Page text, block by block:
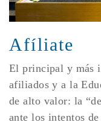
Afíliate
El principal y más
afiliados y a la
de alto valor: la
ante los intentos